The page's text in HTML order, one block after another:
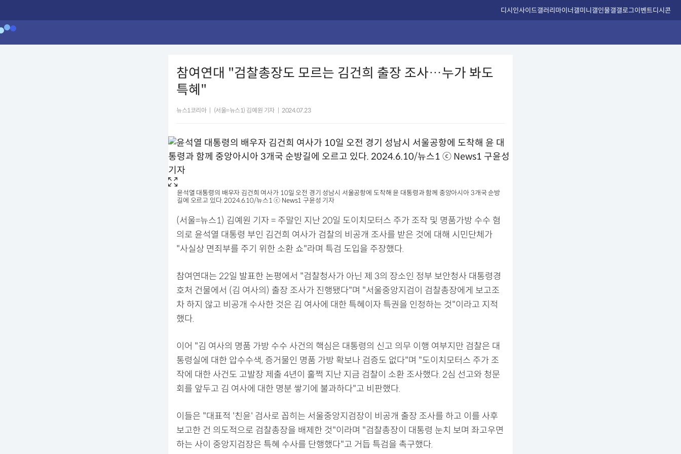
디시인사이드갤러리마이너갤미니갤인물갤갤로그이벤트디시콘
참여연대 "검찰총장도 모르는 김건희 출장 조사…누가 봐도
특혜"
뉴스1코리아 (서울=뉴스1) 김예원 기자 2024.07.23
윤석열 대통령의 배우자 김건희 여사가 10일 오전 경기 성남시 서울공항에 도착해 윤 대통령과 함께 중앙아시아 3개국 순방
길에 오르고 있다. 2024.6.10/뉴스1 ⓒ News1 구윤성 기자
(서울=뉴스1) 김예원 기자 = 주말인 지난 20일 도이치모터스 주가 조작 및 명품가방 수수 혐
의로 윤석열 대통령 부인 김건희 여사가 검찰의 비공개 조사를 받은 것에 대해 시민단체가
"사실상 면죄부를 주기 위한 소환 쇼"라며 특검 도입을 주장했다.
참여연대는 22일 발표한 논평에서 "검찰청사가 아닌 제 3의 장소인 정부 보안청사 대통령경
호처 건물에서 (김 여사의) 출장 조사가 진행됐다"며 "서울중앙지검이 검찰총장에게 보고조
차 하지 않고 비공개 수사한 것은 김 여사에 대한 특혜이자 특권을 인정하는 것"이라고 지적
했다.
이어 "김 여사의 명품 가방 수수 사건의 핵심은 대통령의 신고 의무 이행 여부지만 검찰은 대
통령실에 대한 압수수색, 증거물인 명품 가방 확보나 검증도 없다"며 "도이치모터스 주가 조
작에 대한 사건도 고발장 제출 4년이 훌쩍 지난 지금 검찰이 소환 조사했다. 2심 선고와 청문
회를 앞두고 김 여사에 대한 명분 쌓기에 불과하다"고 비판했다.
이들은 "대표적 '친윤' 검사로 꼽히는 서울중앙지검장이 비공개 출장 조사를 하고 이를 사후
보고한 건 의도적으로 검찰총장을 배제한 것"이라며 "검찰총장이 대통령 눈치 보며 좌고우면
하는 사이 중앙지검장은 특혜 수사를 단행했다"고 거듭 특검을 촉구했다.